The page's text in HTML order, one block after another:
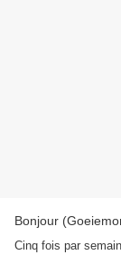
Bonjour
Cinq fois par